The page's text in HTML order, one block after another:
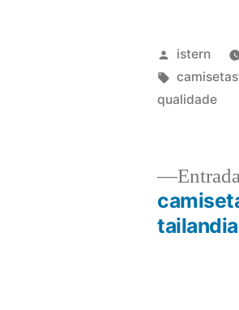
Publicado
por
istern
Etiquetas:
qualidade
Navegación
tailandia